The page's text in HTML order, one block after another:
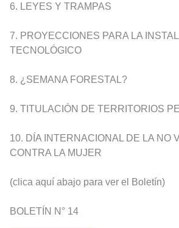
6. LEYES Y TRAMPAS
7. PROYECCIONES PARA LA
TECNOLÓGICO
8. ¿SEMANA FORESTAL?
9. TITULACIÓN DE TERRITORIOS
10. DÍA INTERNACIONAL DE LA NO
CONTRA LA MUJER
(clica aquí abajo para ver el Boletín)
BOLETÍN N° 14